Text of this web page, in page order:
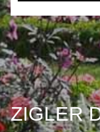
ZIGLER